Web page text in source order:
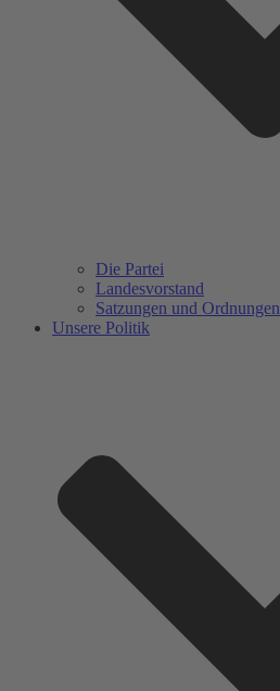
Die Partei
Landesvorstand
Satzungen und Ordnungen
Unsere Politik